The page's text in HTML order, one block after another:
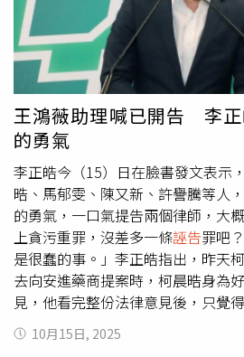
管釐清相關事實，並將依警方調查
今天再度發布新聞稿表示，針對陳
路留言區出現性別歧視不雅文字案
承社群媒體不雅留言是其所為。中
調任非主管職務，並依據人事相關
申，對於任何性騷擾或性別歧視情
持續強化員工對性別尊重與職場倫
性別平等教育與性騷擾防護措施，
善的職場環境。此前，中油曾宣布
晚間報案，聲稱「個人帳號遭盜用
該名員工的帳號在2024年多次於社
言，包括「自備救生浮球的海軍美
子」、「妳性生活不豐富？」等言
用，為何連續數月都出現類似言論
書指出，這名中油員工宣稱自己被
出具相關文件想嘗試自證清白，然
王鴻薇助理喊已開告 李
的勇氣
李正皓今（15）日在臉書發文表示
晧、馬郁雯、陳又新、許譽騰等人
的勇氣，一口氣提告兩個律師，大
上貪污重罪，沒差多一條誣告罪吧
是很蠢的事。」李正皓指出，昨天
去向安進藥商提案時，柯晨晧身為
見，他看完整份法律意見後，只覺
李正皓也PO出法律意見截圖，強
2024年6月16日，沒有事後修改。
10月15日, 2025